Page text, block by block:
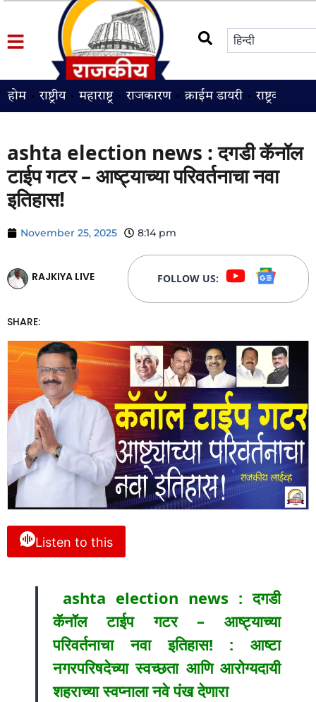
होम राष्ट्रीय महाराष्ट्र राजकारण क्राईम डायरी राष्ट्रवादी
ashta election news : दगडी कॅनॉल
टाईप गटर – आष्ट्याच्या परिवर्तनाचा नवा
इतिहास!
November 25, 2025 8:14 pm
RAJKIYA LIVE FOLLOW US:
SHARE:
Listen to this
ashta election news : दगडी
कॅनॉल टाईप गटर – आष्ट्याच्या
परिवर्तनाचा नवा इतिहास! : आष्टा
नगरपरिषदेच्या स्वच्छता आणि आरोग्यदायी
शहराच्या स्वप्नाला नवे पंख देणारा